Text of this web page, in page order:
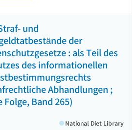
und
der
: als Teil des
des informationellen
Abhandlungen ;
Folge, Band 265)
National Diet Library